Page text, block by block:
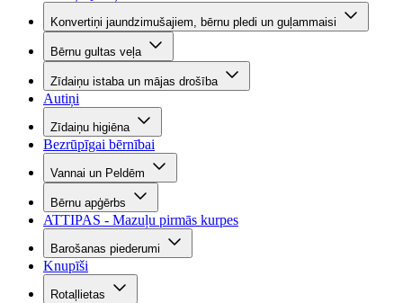
Konvertiņi jaundzimušajiem, bērnu pledi un guļammaisi
Bērnu gultas veļa
Zīdaiņu istaba un mājas drošība
Autiņi
Zīdaiņu higiēna
Bezrūpīgai bērnībai
Vannai un Peldēm
Bērnu apģērbs
ATTIPAS - Mazuļu pirmās kurpes
Barošanas piederumi
Knupīši
Rotaļlietas